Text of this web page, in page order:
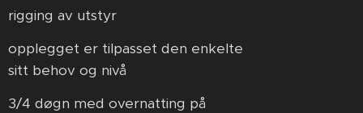
rigging av utstyr
opplegget er tilpasset den enkelte
sitt behov og nivå
3/4 døgn med overnatting på